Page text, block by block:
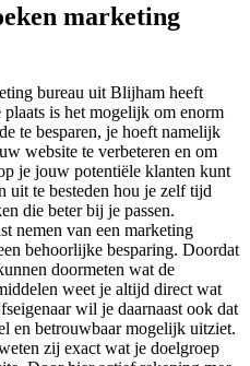
marketing
bureau uit Blijham heeft
plaats is het mogelijk om enorm
te besparen, je hoeft namelijk
website te verbeteren en om
je jouw potentiële klanten kunt
uit te besteden hou je zelf tijd
die beter bij je passen.
nemen van een marketing
behoorlijke besparing. Doordat
doormeten wat de
weet je altijd direct wat
wil je daarnaast ook dat
en betrouwbaar mogelijk uitziet.
zij exact wat je doelgroep